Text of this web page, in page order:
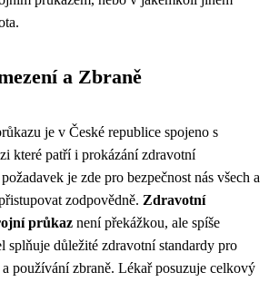
a Zbraně
je v České republice spojeno s
které patří i prokázání zdravotní
je zde pro bezpečnost nás všech a
zodpovědně. Zdravotní
průkaz není překážkou, ale spíše
splňuje důležité zdravotní standardy pro
používání zbraně. Lékař posuzuje celkový